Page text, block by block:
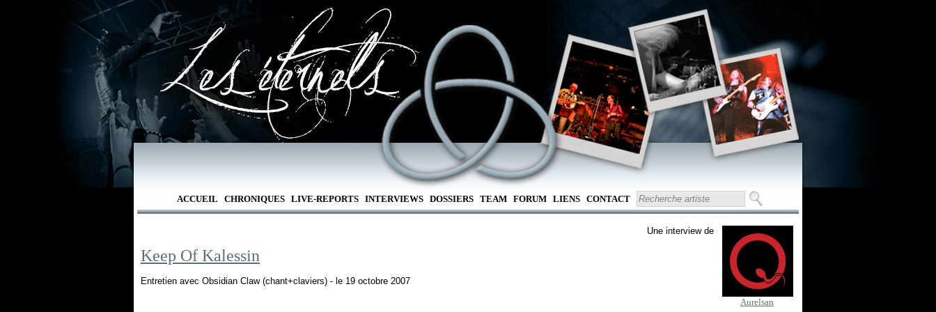
ACCUEIL CHRONIQUES LIVE-REPORTS INTERVIEWS DOSSIERS TEAM FORUM LIENS CONTACT
Keep Of Kalessin
Entretien avec Obsidian Claw (chant+claviers) - le 19 octobre 2007
Aurelsan
Une interview de